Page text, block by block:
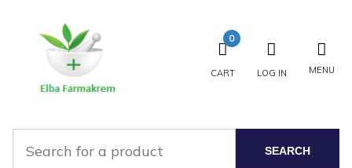
CART
0
LOG IN MENU
SEARCH